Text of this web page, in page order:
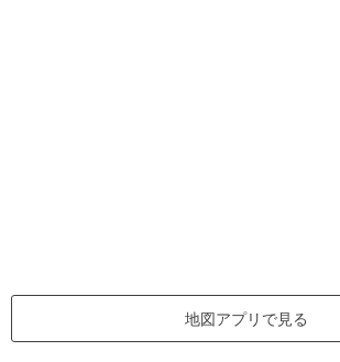
地図アプリで見る